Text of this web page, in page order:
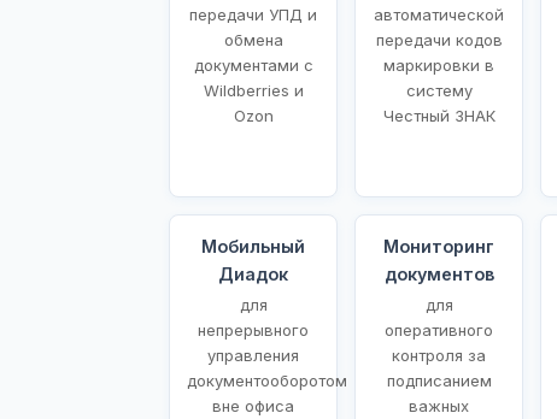
передачи УПД и
обмена
документами с
Wildberries и
Ozon
автоматической
передачи кодов
маркировки в
систему
Честный ЗНАК
Мобильный
Диадок
для
непрерывного
управления
документооборотом
вне офиса
Мониторинг
документов
для
оперативного
контроля за
подписанием
важных